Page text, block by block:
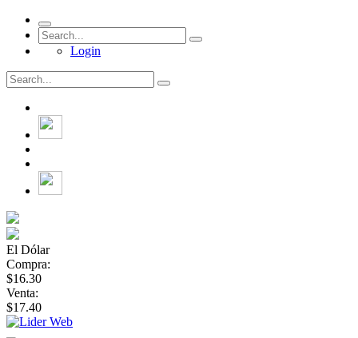
Login
El Dólar
Compra:
$16.30
Venta:
$17.40